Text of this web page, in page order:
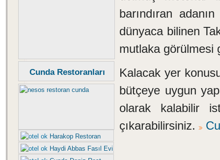
Cunda Restoranları
Harakop Restoran
Haydi Abbas Fasıl Evi
barındıran
dünyaca bilinen
mutlaka görülmesi
Kalacak yer
bütçeye uygun
olarak kalabilir
çıkarabilirsiniz.